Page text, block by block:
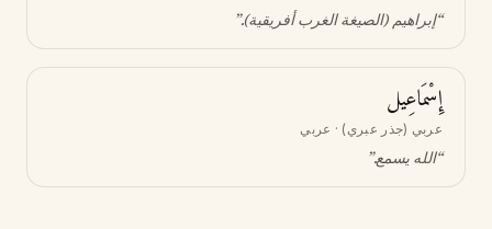
“إبراهيم (الصيغة الغرب أفريقية).”
إِسْمَاعِيل
عربي (جذر عبري) · عربي
“الله يسمع.”